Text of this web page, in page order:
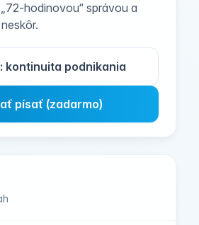
správou a
kontinuita podnikania
písať (zadarmo)